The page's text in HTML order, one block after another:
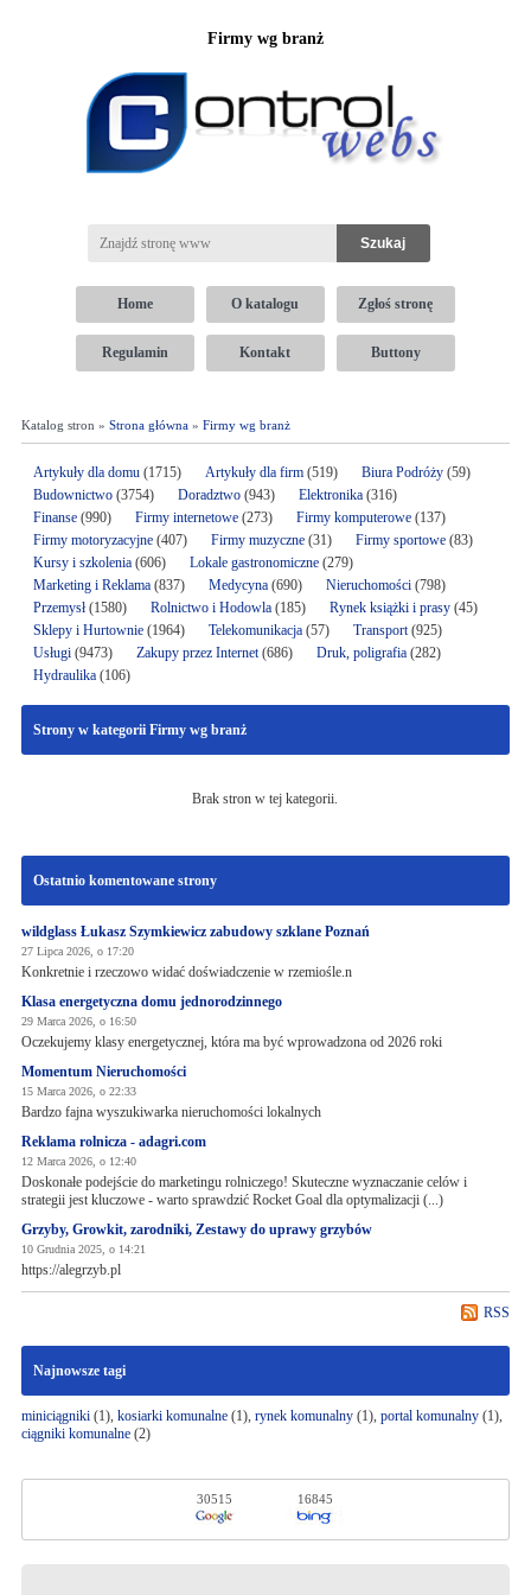
Firmy wg branż
Home O katalogu Zgłoś stronę
Regulamin Kontakt Buttony
Katalog stron » Strona główna» Firmy wg branż
Artykuły dla domu(1715) Artykuły dla firm(519) Biura Podróży(59)
Budownictwo(3754) Doradztwo(943) Elektronika (316)
Finanse(990) Firmy internetowe (273) Firmy komputerowe(137)
Firmy motoryzacyjne(407) Firmy muzyczne(31) Firmy sportowe(83)
Kursy i szkolenia(606) Lokale gastronomiczne(279)
Marketing i Reklama(837) Medycyna(690) Nieruchomości(798)
Przemysł(1580) Rolnictwo i Hodowla(185) Rynek książki i prasy(45)
Sklepy i Hurtownie(1964) Telekomunikacja(57) Transport(925)
Usługi(9473) Zakupy przez Internet(686) Druk, poligrafia(282)
Hydraulika(106)
Strony w kategorii Firmy wg branż
Brak stron w tej kategorii.
Ostatnio komentowane strony
wildglass Łukasz Szymkiewicz zabudowy szklane Poznań
27 Lipca 2026, o 17:20
Konkretnie i rzeczowo widać doświadczenie w rzemiośle.n
Klasa energetyczna domu jednorodzinnego
29 Marca 2026, o 16:50
Oczekujemy klasy energetycznej, która ma być wprowadzona od 2026 roki
Momentum Nieruchomości
15 Marca 2026, o 22:33
Bardzo fajna wyszukiwarka nieruchomości lokalnych
Reklama rolnicza - adagri.com
12 Marca 2026, o 12:40
Doskonałe podejście do marketingu rolniczego! Skuteczne wyznaczanie celów i
strategii jest kluczowe - warto sprawdzić Rocket Goal dla optymalizacji (...)
Grzyby, Growkit, zarodniki, Zestawy do uprawy grzybów
10 Grudnia 2025, o 14:21
https://alegrzyb.pl
RSS
Najnowsze tagi
miniciągniki(1), kosiarki komunalne(1), rynek komunalny(1), portal komunalny(1),
ciągniki komunalne(2)
30515 16845